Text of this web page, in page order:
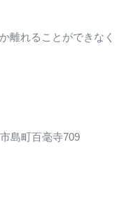
離れることができなく
島町百毫寺709